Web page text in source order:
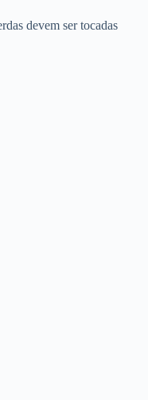
devem ser tocadas